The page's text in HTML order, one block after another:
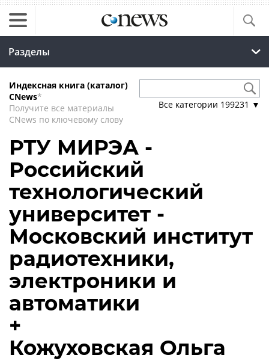
Разделы
Индексная книга (каталог)
CNews*
Получите все материалы
CNews по ключевому слову
Все категории 199231 ▼
РТУ МИРЭА -
Российский
технологический
университет -
Московский институт
радиотехники,
электроники и
автоматики
+
Кожуховская Ольга